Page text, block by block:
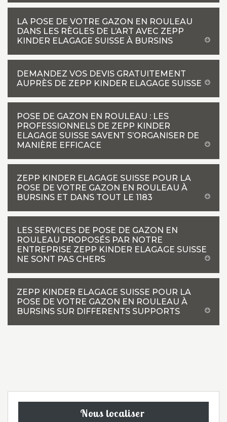
LA POSE DE VOTRE GAZON EN ROULEAU
DANS LES RÈGLES DE L’ART AVEC ZEPP
KINDER ELAGAGE SUISSE À BURSINS
DEMANDEZ VOS DEVIS GRATUITEMENT
AUPRÈS DE ZEPP KINDER ELAGAGE SUISSE
POSE DE GAZON EN ROULEAU : LES
PROFESSIONNELS DE ZEPP KINDER
ELAGAGE SUISSE SAVENT S’ORGANISER DE
MANIÈRE EFFICACE
ZEPP KINDER ELAGAGE SUISSE POUR LA
POSE DE VOTRE GAZON EN ROULEAU À
BURSINS ET DANS TOUT LE 1183
LES SERVICES DE POSE DE GAZON EN
ROULEAU PROPOSÉS PAR NOTRE
ENTREPRISE ZEPP KINDER ELAGAGE SUISSE
NE SONT PAS CHERS
ZEPP KINDER ELAGAGE SUISSE POUR LA
POSE DE VOTRE GAZON EN ROULEAU À
BURSINS SUR DIFFERENTS SUPPORTS
Nous localiser